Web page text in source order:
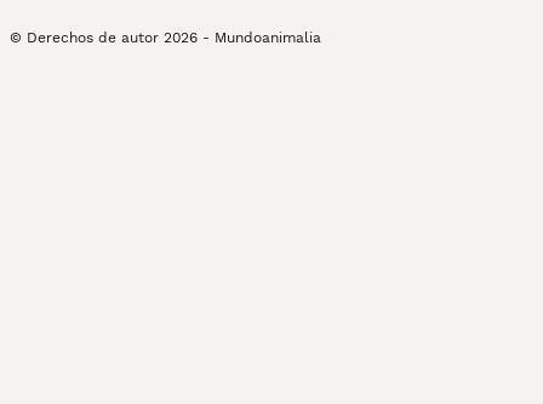
© Derechos de autor 2026 - Mundoanimalia